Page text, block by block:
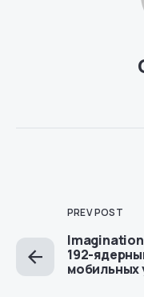
PREV POST
192-
мобильных